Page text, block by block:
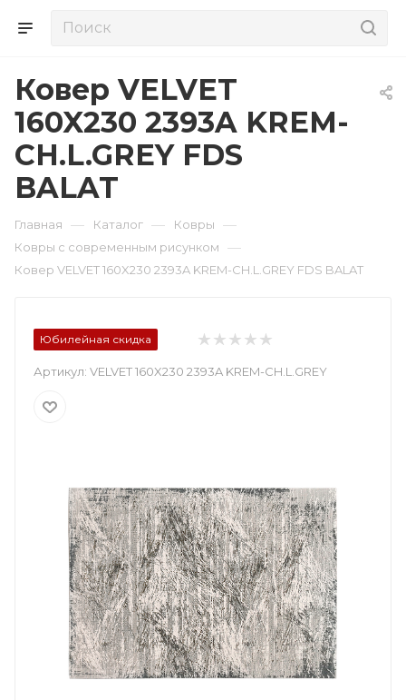
Ковер VELVET
160X230 2393A KREM-
CH.L.GREY FDS
BALAT
Главная — Каталог — Ковры —
Ковры с современным рисунком —
Ковер VELVET 160X230 2393A KREM-CH.L.GREY FDS BALAT
Юбилейная скидка
Артикул: VELVET 160X230 2393A KREM-CH.L.GREY